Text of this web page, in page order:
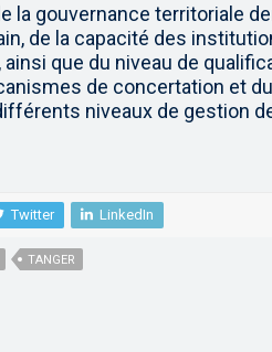
la gouvernance territoriale
de la capacité des
que du niveau de
de concertation et
niveaux de gestion
Twitter LinkedIn
TANGER